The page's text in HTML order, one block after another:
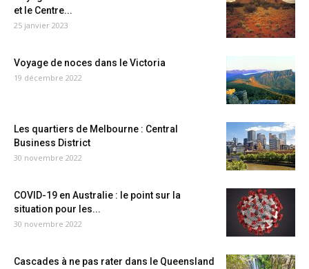
et le Centre...
25 janvier 2023
Voyage de noces dans le Victoria
19 décembre 2022
Les quartiers de Melbourne : Central
Business District
30 novembre 2022
COVID-19 en Australie : le point sur la
situation pour les...
30 novembre 2022
Cascades à ne pas rater dans le Queensland